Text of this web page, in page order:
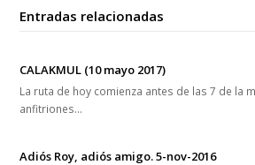
Entradas relacionadas
CALAKMUL (10 mayo 2017)
La ruta de hoy comienza antes de las 7 de la
anfitriones…
Adiós Roy, adiós amigo. 5-nov-2016